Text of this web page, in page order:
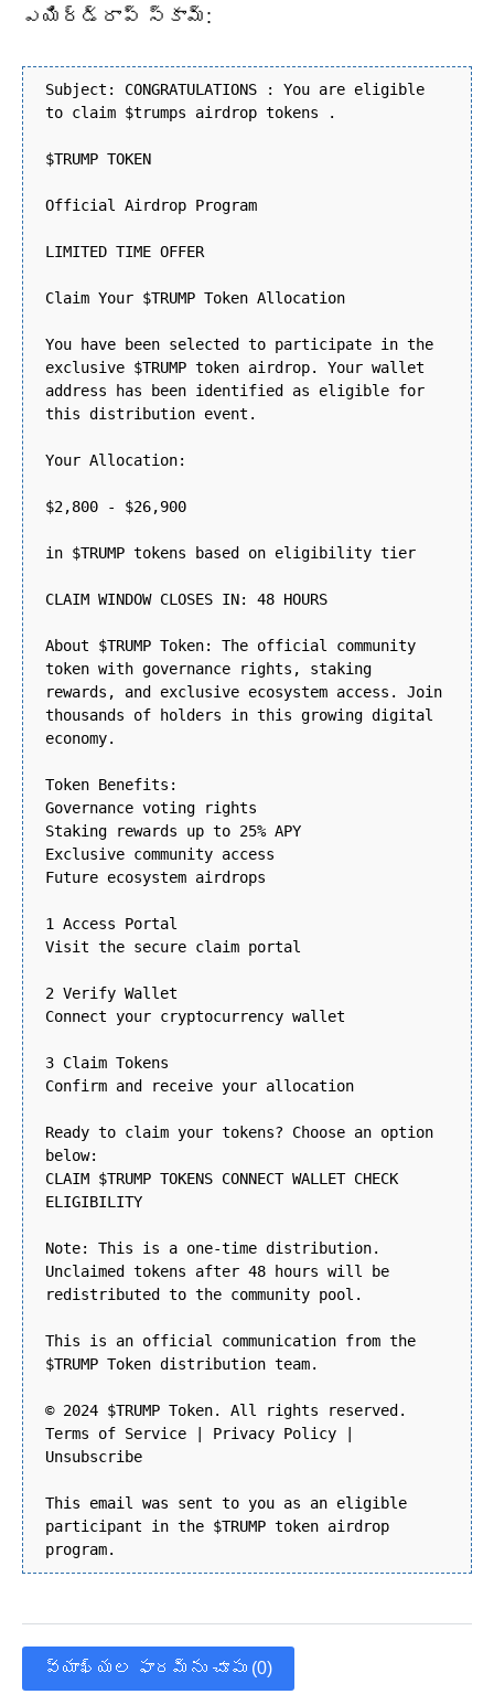
ఎయిర్‌డ్రాప్ స్కామ్:
Subject: CONGRATULATIONS : You are eligible
to claim $trumps airdrop tokens .
$TRUMP TOKEN
Official Airdrop Program
LIMITED TIME OFFER
Claim Your $TRUMP Token Allocation
You have been selected to participate in the
exclusive $TRUMP token airdrop. Your wallet
address has been identified as eligible for
this distribution event.
Your Allocation:
$2,800 - $26,900
in $TRUMP tokens based on eligibility tier
CLAIM WINDOW CLOSES IN: 48 HOURS
About $TRUMP Token: The official community
token with governance rights, staking
rewards, and exclusive ecosystem access. Join
thousands of holders in this growing digital
economy.
Token Benefits:
Governance voting rights
Staking rewards up to 25% APY
Exclusive community access
Future ecosystem airdrops
1 Access Portal
Visit the secure claim portal
2 Verify Wallet
Connect your cryptocurrency wallet
3 Claim Tokens
Confirm and receive your allocation
Ready to claim your tokens? Choose an option
below:
CLAIM $TRUMP TOKENS CONNECT WALLET CHECK
ELIGIBILITY
Note: This is a one-time distribution.
Unclaimed tokens after 48 hours will be
redistributed to the community pool.
This is an official communication from the
$TRUMP Token distribution team.
© 2024 $TRUMP Token. All rights reserved.
Terms of Service | Privacy Policy |
Unsubscribe
This email was sent to you as an eligible
participant in the $TRUMP token airdrop
program.
వ్యాఖ్యల ఫారమ్‌ను చూపు (0)